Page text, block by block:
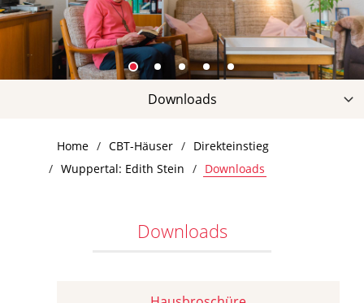
Leistungen
Qualität
Infos & Preise
Downloads
Home CBT-Häuser
Direkteinstieg
Wuppertal: Edith Stein
Downloads
Downloads